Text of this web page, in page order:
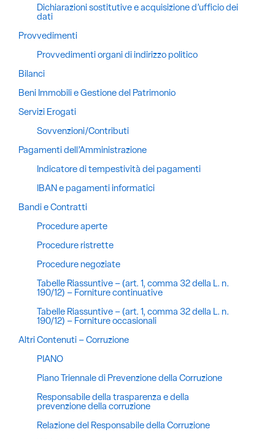
Dichiarazioni sostitutive e acquisizione d’ufficio dei
dati
Provvedimenti
Provvedimenti organi di indirizzo politico
Bilanci
Beni Immobili e Gestione del Patrimonio
Servizi Erogati
Sovvenzioni/Contributi
Pagamenti dell’Amministrazione
Indicatore di tempestività dei pagamenti
IBAN e pagamenti informatici
Bandi e Contratti
Procedure aperte
Procedure ristrette
Procedure negoziate
Tabelle Riassuntive – (art. 1, comma 32 della L. n.
190/12) – Forniture continuative
Tabelle Riassuntive – (art. 1, comma 32 della L. n.
190/12) – Forniture occasionali
Altri Contenuti – Corruzione
PIANO
Piano Triennale di Prevenzione della Corruzione
Responsabile della trasparenza e della
prevenzione della corruzione
Relazione del Responsabile della Corruzione